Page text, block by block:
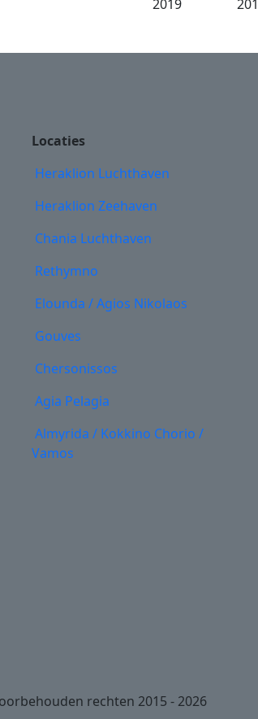
Locaties
Heraklion Luchthaven
Heraklion Zeehaven
Chania Luchthaven
Rethymno
Elounda / Agios Nikolaos
Gouves
Chersonissos
Agia Pelagia
Almyrida / Kokkino Chorio /
Vamos
rechten 2015 - 2026